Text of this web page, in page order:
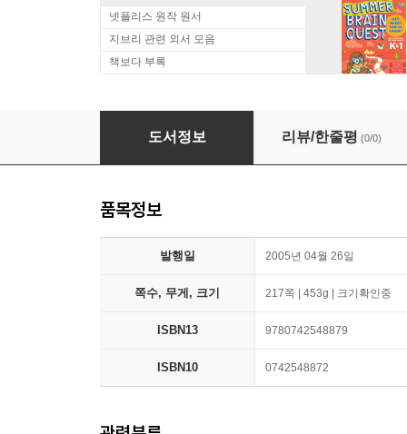
넷플리스 원작 원서
지브리 관련 외서 모음
책보다 부록
Within Our Reach: How America Can
도서정보 리뷰/한줄평 (0/0)
품목정보
발행일 2005년 04월 26일
쪽수, 무게, 크기 217쪽 | 453g | 크기확인중
ISBN13 9780742548879
ISBN10 0742548872